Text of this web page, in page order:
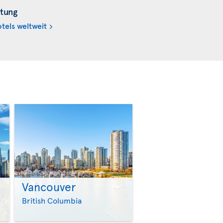
weltweit
>
Vancouver
British Columbia